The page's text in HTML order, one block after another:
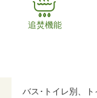
追焚機能
バス･トイレ別、ト